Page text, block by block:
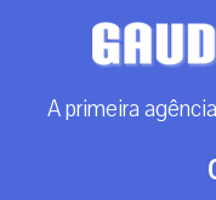
A primeira